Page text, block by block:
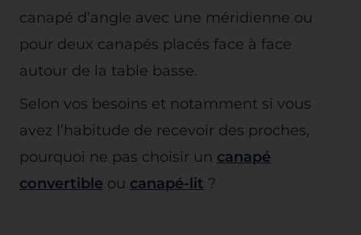
canapé d’angle avec une méridienne ou
pour deux canapés placés face à face
autour de la table basse.
Selon vos besoins et notamment si vous
avez l’habitude de recevoir des proches,
pourquoi ne pas choisir un canapé
convertible ou canapé-lit ?